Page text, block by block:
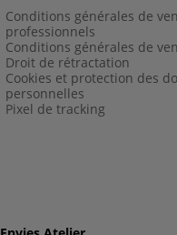
Conditions générales de
professionnels
Conditions générales de
Droit de rétractation
Cookies et protection des
personnelles
Pixel de tracking